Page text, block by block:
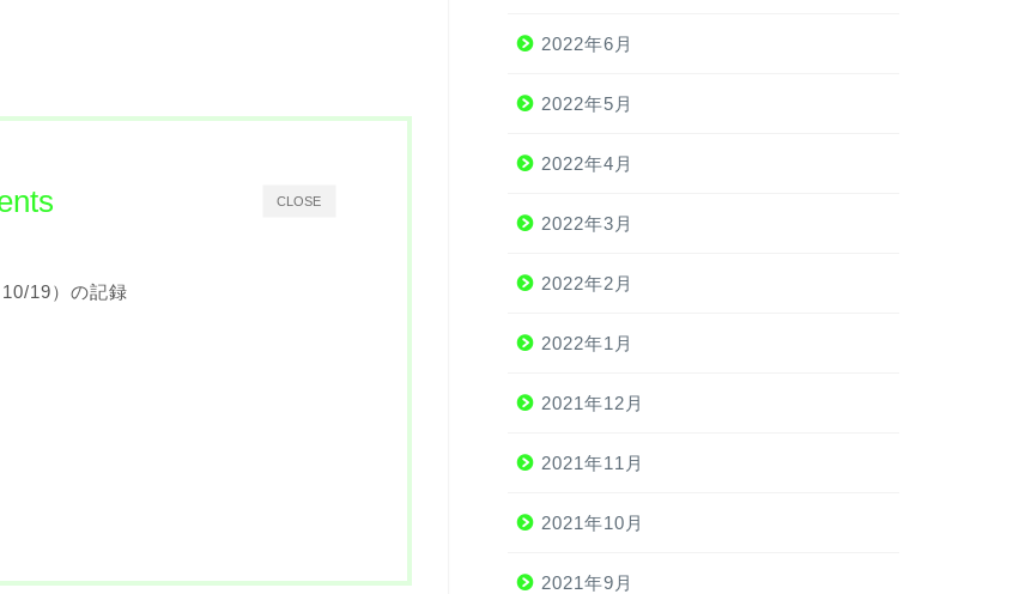
CLOSE
19）の記録
2022年6月
2022年5月
2022年4月
2022年3月
2022年2月
2022年1月
2021年12月
2021年11月
2021年10月
2021年9月